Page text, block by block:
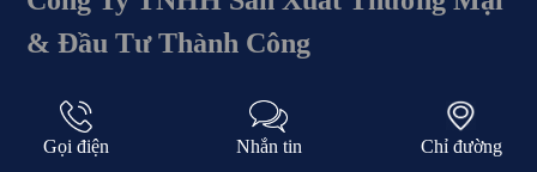
& Đầu Tư Thành Công
Trụ sở : 539/15+539/9/2-4, Lũy Bán Bích, P. Phú Thạnh,
Q.Tân Phú, Tp.Hồ Chí Minh, Việt Nam
Gọi điện Nhắn tin Chỉ đường